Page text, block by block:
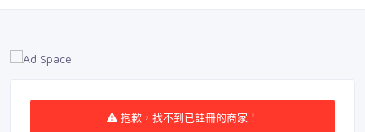
抱歉，找不到已註冊的商家！